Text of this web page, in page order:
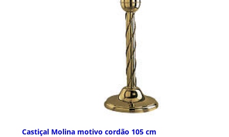
Castiçal Molina motivo cordão 105 cm